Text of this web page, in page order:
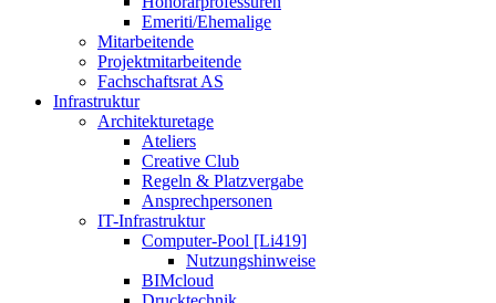
Emeriti/Ehemalige
Mitarbeitende
Projektmitarbeitende
Fachschaftsrat AS
Infrastruktur
Architekturetage
Ateliers
Creative Club
Regeln & Platzvergabe
Ansprechpersonen
IT-Infrastruktur
Computer-Pool [Li419]
Nutzungshinweise
BIMcloud